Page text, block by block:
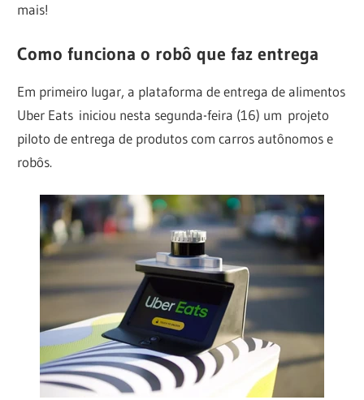
mais!
Como funciona o robô que faz entrega
Em primeiro lugar, a plataforma de entrega de alimentos
Uber Eats iniciou nesta segunda-feira (16) um projeto
piloto de entrega de produtos com carros autônomos e
robôs.